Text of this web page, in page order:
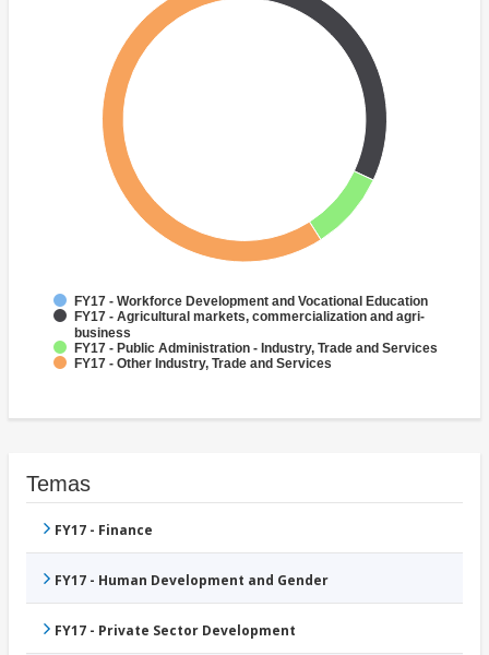
FY17 - Workforce Development and Vocational Education
FY17 - Agricultural markets, commercialization and agri-
business
FY17 - Public Administration - Industry, Trade and Services
FY17 - Other Industry, Trade and Services
Temas
FY17 - Finance
FY17 - Human Development and Gender
FY17 - Private Sector Development